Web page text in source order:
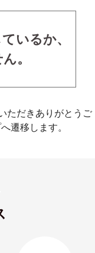
いるか、
。
ただきありがとうご
遷移します。